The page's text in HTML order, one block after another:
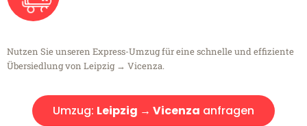
Nutzen Sie unseren Express-Umzug für eine schnelle und effiziente
Übersiedlung von Leipzig → Vicenza.
Umzug: Leipzig → Vicenza anfragen